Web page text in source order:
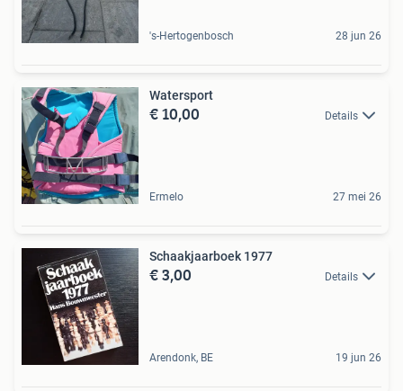
's-Hertogenbosch 28 jun 26
Watersport
€ 10,00 Details
Ermelo 27 mei 26
Schaakjaarboek 1977
€ 3,00 Details
Arendonk, BE 19 jun 26